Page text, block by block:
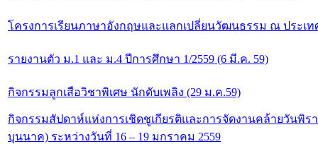
โครงการเรียนภาษาอังกฤษและแลกเปลี่ยนวัฒนธรรม ณ ประเท
รายงานตัว ม.1 และ ม.4 ปีการศึกษา 1/2559 (6 มี.ค. 59)
กิจกรรมลูกเสือวิชาพิเศษ นักดับเพลิง (29 ม.ค.59)
กิจกรรมสัปดาห์แห่งการเชิดชูเกียรติและการจัดงานคล้ายวันพิร
บุนนาค) ระหว่างวันที่ 16 – 19 มกราคม 2559